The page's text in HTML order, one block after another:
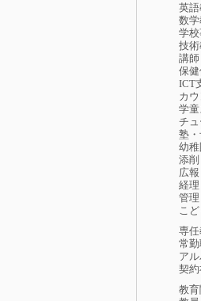
英語
数学
学
技術
講師
保健
ICT
カ
学
チ
塾
幼
添
広
経
管
こ
専
常勤
ア
契約
教